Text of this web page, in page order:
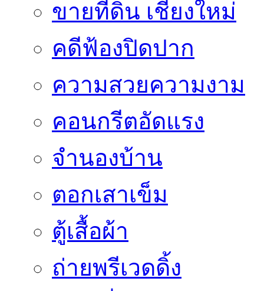
ขายที่ดิน เชียงใหม่
คดีฟ้องปิดปาก
ความสวยความงาม
คอนกรีตอัดแรง
จำนองบ้าน
ตอกเสาเข็ม
ตู้เสื้อผ้า
ถ่ายพรีเวดดิ้ง